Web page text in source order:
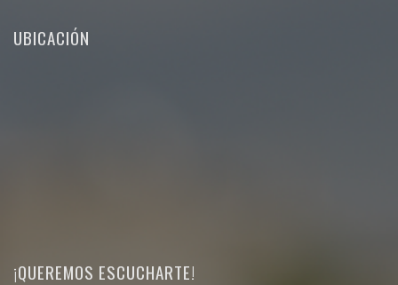
UBICACIÓN
¡QUEREMOS ESCUCHARTE!